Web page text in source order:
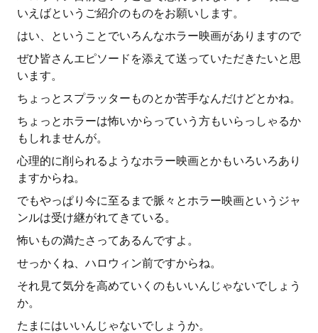
いえばというご紹介のものをお願いします。
はい、ということでいろんなホラー映画がありますので
ぜひ皆さんエピソードを添えて送っていただきたいと思
います。
ちょっとスプラッターものとか苦手なんだけどとかね。
ちょっとホラーは怖いからっていう方もいらっしゃるか
もしれませんが。
心理的に削られるようなホラー映画とかもいろいろあり
ますからね。
でもやっぱり今に至るまで脈々とホラー映画というジャ
ンルは受け継がれてきている。
怖いもの満たさってあるんですよ。
せっかくね、ハロウィン前ですからね。
それ見て気分を高めていくのもいいんじゃないでしょう
か。
たまにはいいんじゃないでしょうか。